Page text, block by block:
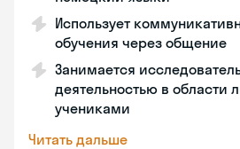
Использует
обучения через общение
Занимается
деятельностью в области
учениками
Читать дальше